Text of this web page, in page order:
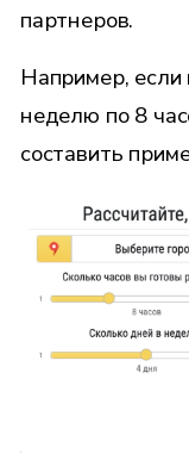
партнеров.
Например, если
неделю по 8
составить